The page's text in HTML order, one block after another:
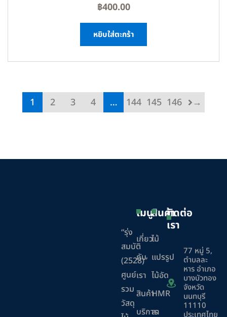
฿400.00
หยิบใส่ตะกร้า
1 2 3 4 … 144 145 146 →
“รุ่ง
สมบัติ
(2528)”
ศูนย์
รวม
วัสดุ
เมนู
เกี่ยว
กับ
เรา
สินค้า
บริการ
สินค้า
ไม้
แปรรูป
ไม้อัด
HMR
ลา
ติดต่อ
เรา
77 หมู่ 5,
ตำบลละ
หาร อำเภอ
บางบัวทอง
จังหวัด
นนทบุรี
11110